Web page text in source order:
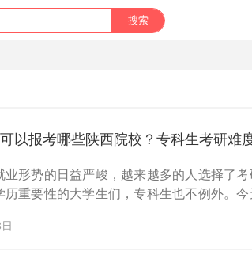
以报考哪些陕西院校？专科生考研难
业形势的日益严峻，越来越多的人选择了
历重要性的大学生们，专科生也不例外。今
望